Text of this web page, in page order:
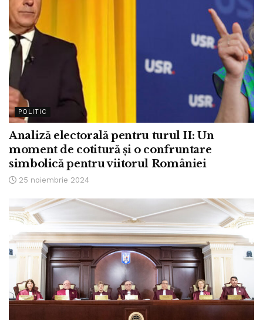
POLITIC
Analiză electorală pentru turul II: Un
moment de cotitură și o confruntare
simbolică pentru viitorul României
25 noiembrie 2024